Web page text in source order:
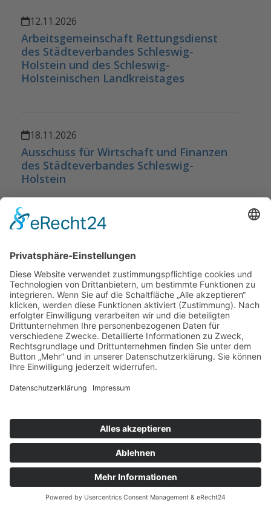
12.11.2026
Arbeitsgemeinschaft Rettungsdienst
des Städteverbandes Schleswig-
Holstein und des Schleswig-
Holsteinischen Landkreistages
18.11.2026
Ausschuss für Wirtschaft und Finanzen
des Städteverbandes Schleswig-
Holstein
Arbeitsgemeinschaft
Ordnungsverwaltung im Städtetag
Schleswig-Holstein (gemeinsame
Sitzung mit Arbeitsgemeinschaft
Sicherheit und Ordnung des SHLKT)
02.12.2026
Städtetag Schleswig-Holstein
(Geschäftsführender) Vorstand des
Städteverbandes Schleswig-Holstein